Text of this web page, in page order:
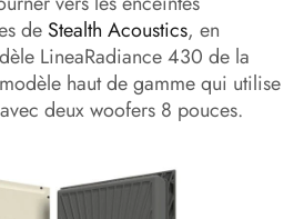
de Stealth Acoustics, en
LineaRadiance 430 de la
modèle haut de gamme qui utilise
deux woofers 8 pouces.